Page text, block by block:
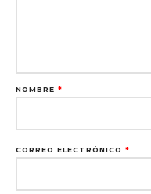
NOMBRE *
CORREO ELECTRÓNICO *